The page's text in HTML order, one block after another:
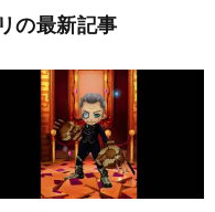
の最新記事